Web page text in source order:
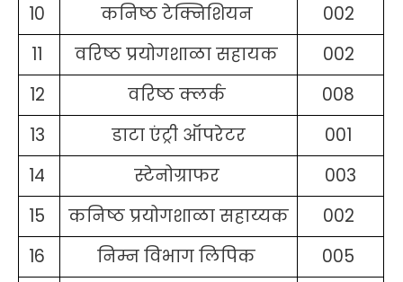
10
कनिष्ठ टेक्निशियन
002
11
वरिष्ठ प्रयोगशाळा सहायक
002
12
वरिष्ठ क्लर्क
008
13
डाटा एंट्री ऑपरेटर
001
14
स्टेनोग्राफर
003
15
कनिष्ठ प्रयोगशाळा सहाय्यक
002
16
निम्न विभाग लिपिक
005